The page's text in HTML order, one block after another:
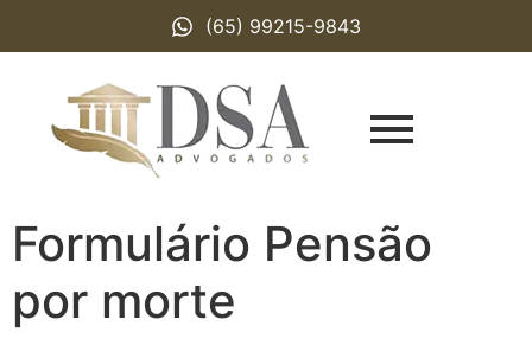
(65) 99215-9843
Formulário Pensão
por morte